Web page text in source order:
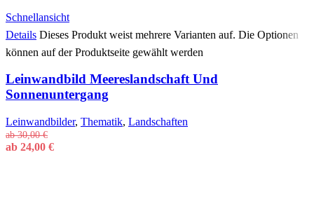
Schnellansicht
Details Dieses Produkt weist mehrere Varianten auf. Die Optionen
können auf der Produktseite gewählt werden
Leinwandbild Meereslandschaft Und
Sonnenuntergang
Leinwandbilder, Thematik, Landschaften
ab30,00€
ab 24,00 €